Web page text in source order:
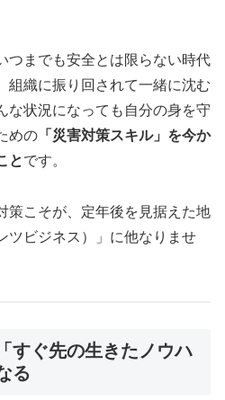
つまでも安全とは限らない時代
組織に振り回されて一緒に沈む
な状況になっても自分の身を守
めの 「災害対策スキル」を今か
とです。
策こそが、定年後を見据えた地
ツビジネス）」に他なりませ
すぐ先の生きたノウハ
る